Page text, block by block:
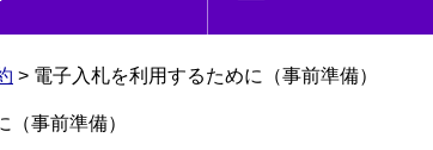
> 電子入札を利用するために（事前準備）
事前準備）